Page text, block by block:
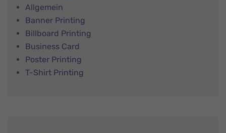
Allgemein
Banner Printing
Billboard Printing
Business Card
Poster Printing
T-Shirt Printing